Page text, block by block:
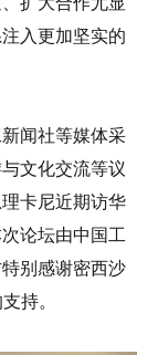
入更加坚实的
闻社等媒体采
文化交流等议
卡尼近期访华
论坛由中国工
别感谢密西沙
持。